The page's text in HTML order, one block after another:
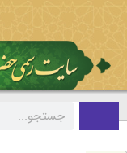
تألیفات